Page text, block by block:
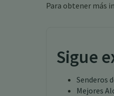
Para obtener más
Sigue
Senderos
Mejores